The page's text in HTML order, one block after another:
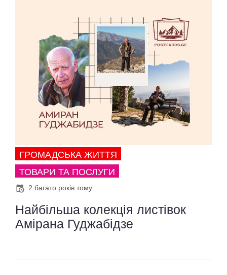
ГРОМАДСЬКА ЖИТТЯ
ТОВАРИ ТА ПОСЛУГИ
2 багато років тому
Найбільша колекція листівок
Амірана Гуджабідзе